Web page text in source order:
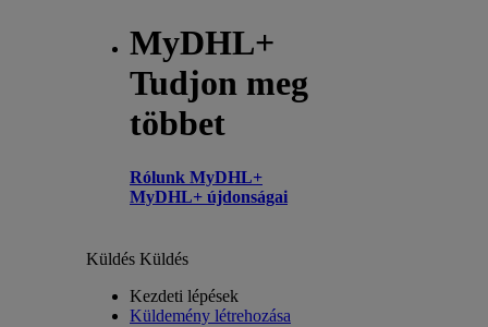
MyDHL+
Tudjon meg
többet
Rólunk MyDHL+
MyDHL+ újdonságai
Küldés Küldés
Kezdeti lépések
Küldemény létrehozása